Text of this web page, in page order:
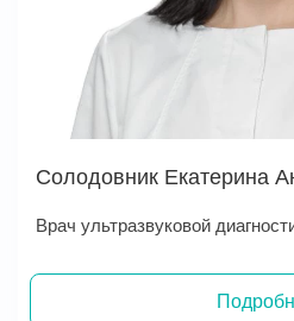
Солодовник Екатерина
Врач ультразвуковой
Записаться на прием